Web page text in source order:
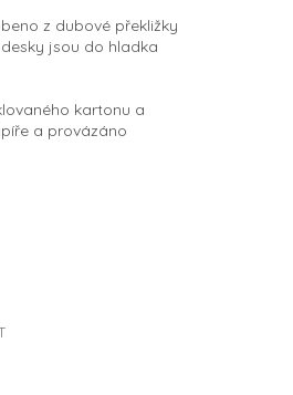
z dubové překližky
jsou do hladka
kartonu a
a provázáno